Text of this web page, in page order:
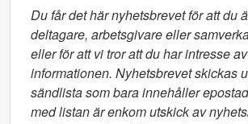
Du får det här nyhetsbrevet för att du
deltagare, arbetsgivare eller
eller för att vi tror att du har intresse av
informationen. Nyhetsbrevet skickas
sändlista som bara innehåller
med listan är enkom utskick av